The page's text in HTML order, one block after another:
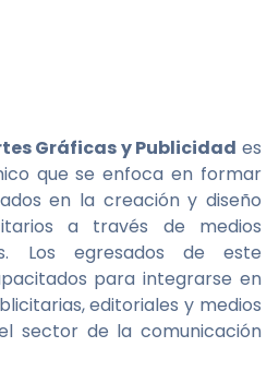
Gráficas y Publicidad es
que se enfoca en formar
en la creación y diseño
a través de medios
Los egresados de este
para integrarse en
editoriales y medios
sector de la comunicación